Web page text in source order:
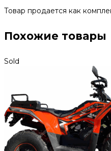
Товар продается как
Похожие товары
Sold